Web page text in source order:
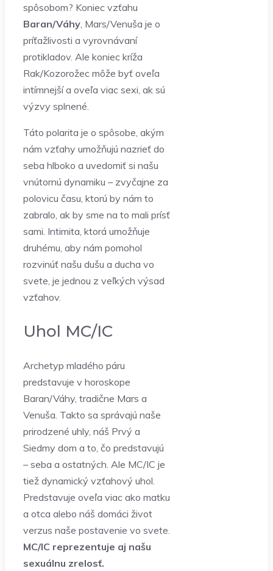
spôsobom? Koniec vzťahu
Baran/Váhy, Mars/Venuša je o
príťažlivosti a vyrovnávaní
protikladov. Ale koniec kríža
Rak/Kozorožec môže byť oveľa
intímnejší a oveľa viac sexi, ak sú
výzvy splnené.
Táto polarita je o spôsobe, akým
nám vzťahy umožňujú nazrieť do
seba hlboko a uvedomiť si našu
vnútornú dynamiku – zvyčajne za
polovicu času, ktorú by nám to
zabralo, ak by sme na to mali prísť
sami. Intimita, ktorá umožňuje
druhému, aby nám pomohol
rozvinúť našu dušu a ducha vo
svete, je jednou z veľkých výsad
vzťahov.
Uhol MC/IC
Archetyp mladého páru
predstavuje v horoskope
Baran/Váhy, tradične Mars a
Venuša. Takto sa správajú naše
prirodzené uhly, náš Prvý a
Siedmy dom a to, čo predstavujú
– seba a ostatných. Ale MC/IC je
tiež dynamický vzťahový uhol.
Predstavuje oveľa viac ako matku
a otca alebo náš domáci život
verzus naše postavenie vo svete.
MC/IC reprezentuje aj našu
sexuálnu zrelosť.